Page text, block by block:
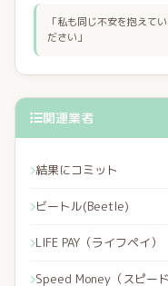
「私も同じ不安を抱えて
ださい」
関連業者
結果にコミット
ビートル(Beetle)
LIFE PAY（ライフペイ）
Speed Money（スピード